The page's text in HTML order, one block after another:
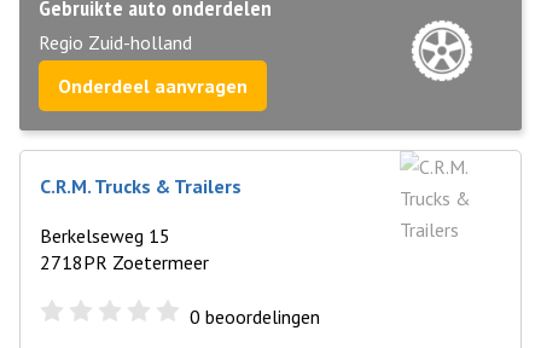
Gebruikte auto onderdelen
Regio Zuid-holland
Onderdeel aanvragen
C.R.M. Trucks & Trailers
Berkelseweg 15
2718PR Zoetermeer
0 beoordelingen